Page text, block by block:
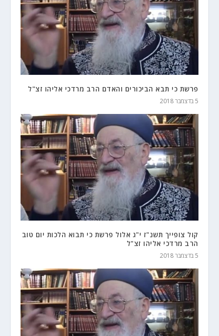
פרשת כי תבא הביכורים והאדם הרב מרדכי אליהו זצ"ל
5 בדצמבר 2018
קול צופייך תשנ"ז י"ג אלול פרשת כי תבוא הלכות יום טוב
הרב מרדכי אליהו זצ"ל
5 בדצמבר 2018